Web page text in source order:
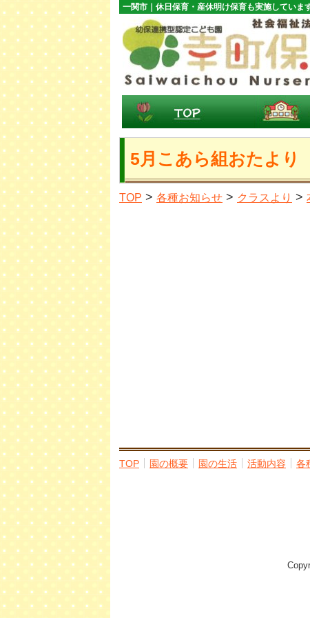
一関市｜休日保育・産休明け保育も実施しています
5月こあら組おたより
TOP > 各種お知らせ > クラスより >
TOP 園の概要 園の生活 活動内容 各